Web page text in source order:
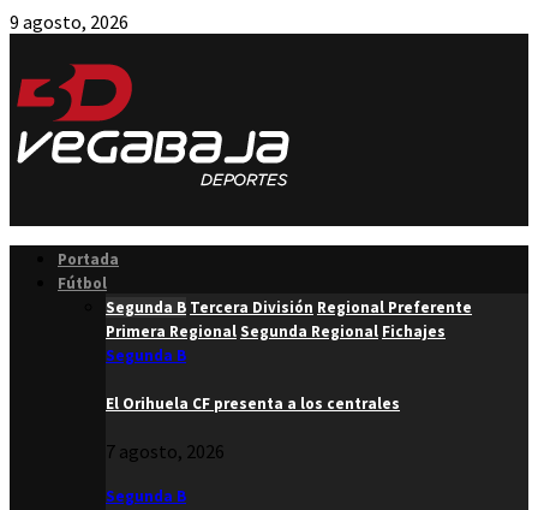
9 agosto, 2026
Portada
Fútbol
Segunda B Tercera División Regional Preferente
Primera RegionalSegunda Regional Fichajes
Segunda B
El Orihuela CF presenta a los centrales
7 agosto, 2026
Segunda B